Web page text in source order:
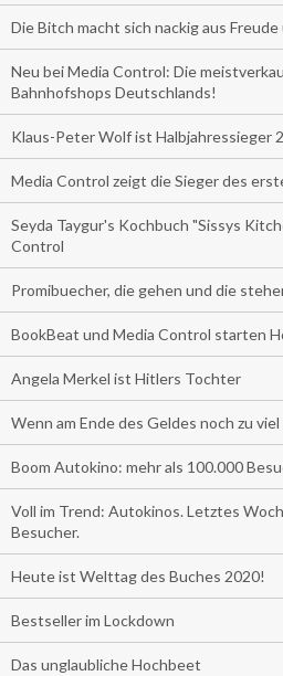
Die Bitch macht sich nackig aus Freude
Neu bei Media Control: Die
Bahnhofshops Deutschlands!
Klaus-Peter Wolf ist Halbjahressieger
Media Control zeigt die Sieger des
Seyda Taygur's Kochbuch "Sissys
Control
Promibuecher, die gehen und die
BookBeat und Media Control starten
Angela Merkel ist Hitlers Tochter
Wenn am Ende des Geldes noch zu
Boom Autokino: mehr als 100.000
Voll im Trend: Autokinos. Letztes
Besucher.
Heute ist Welttag des Buches 2020!
Bestseller im Lockdown
Das unglaubliche Hochbeet